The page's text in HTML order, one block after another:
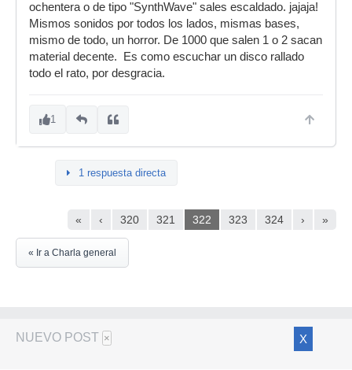
ochentera o de tipo "SynthWave" sales escaldado. jajaja!
Mismos sonidos por todos los lados, mismas bases,
mismo de todo, un horror. De 1000 que salen 1 o 2 sacan
material decente. Es como escuchar un disco rallado
todo el rato, por desgracia.
1
1 respuesta directa
« ‹ 320 321 322 323 324 › »
« Ir a Charla general
NUEVO POST × X